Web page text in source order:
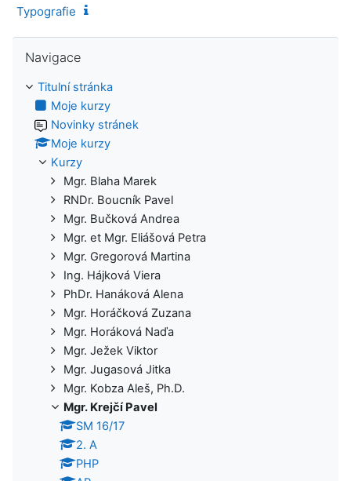
Typografie
Navigace
Titulní stránka
Moje kurzy
Novinky stránek
Moje kurzy
Kurzy
Mgr. Blaha Marek
RNDr. Boucník Pavel
Mgr. Bučková Andrea
Mgr. et Mgr. Eliášová Petra
Mgr. Gregorová Martina
Ing. Hájková Viera
PhDr. Hanáková Alena
Mgr. Horáčková Zuzana
Mgr. Horáková Naďa
Mgr. Ježek Viktor
Mgr. Jugasová Jitka
Mgr. Kobza Aleš, Ph.D.
Mgr. Krejčí Pavel
SM 16/17
2. A
PHP